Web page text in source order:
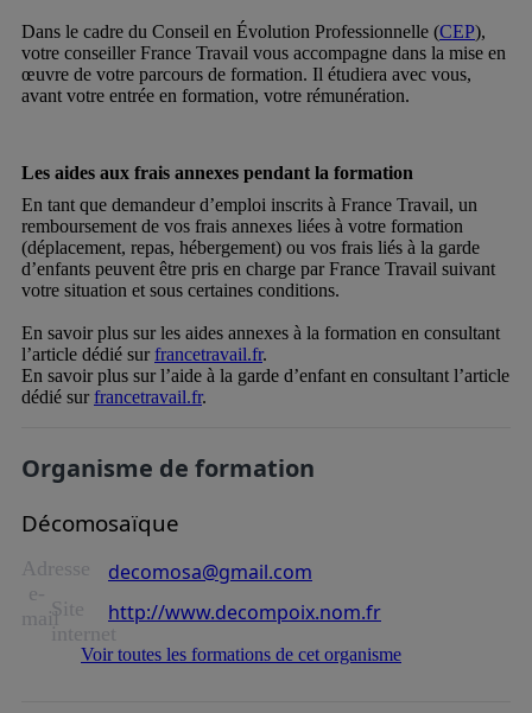
Dans le cadre du Conseil en Évolution Professionnelle (CEP),
votre conseiller France Travail vous accompagne dans la mise en
œuvre de votre parcours de formation. Il étudiera avec vous,
avant votre entrée en formation, votre rémunération.
Les aides aux frais annexes pendant la formation
En tant que demandeur d’emploi inscrits à France Travail, un
remboursement de vos frais annexes liées à votre formation
(déplacement, repas, hébergement) ou vos frais liés à la garde
d’enfants peuvent être pris en charge par France Travail suivant
votre situation et sous certaines conditions.
En savoir plus sur les aides annexes à la formation en consultant
l’article dédié surfrancetravail.fr.
En savoir plus sur l’aide à la garde d’enfant en consultant l’article
dédié surfrancetravail.fr.
Organisme de formation
Décomosaïque
Adresse
e-
mail
decomosa@gmail.com
Site
internet
http://www.decompoix.nom.fr
Voir toutes les formations de cet organisme